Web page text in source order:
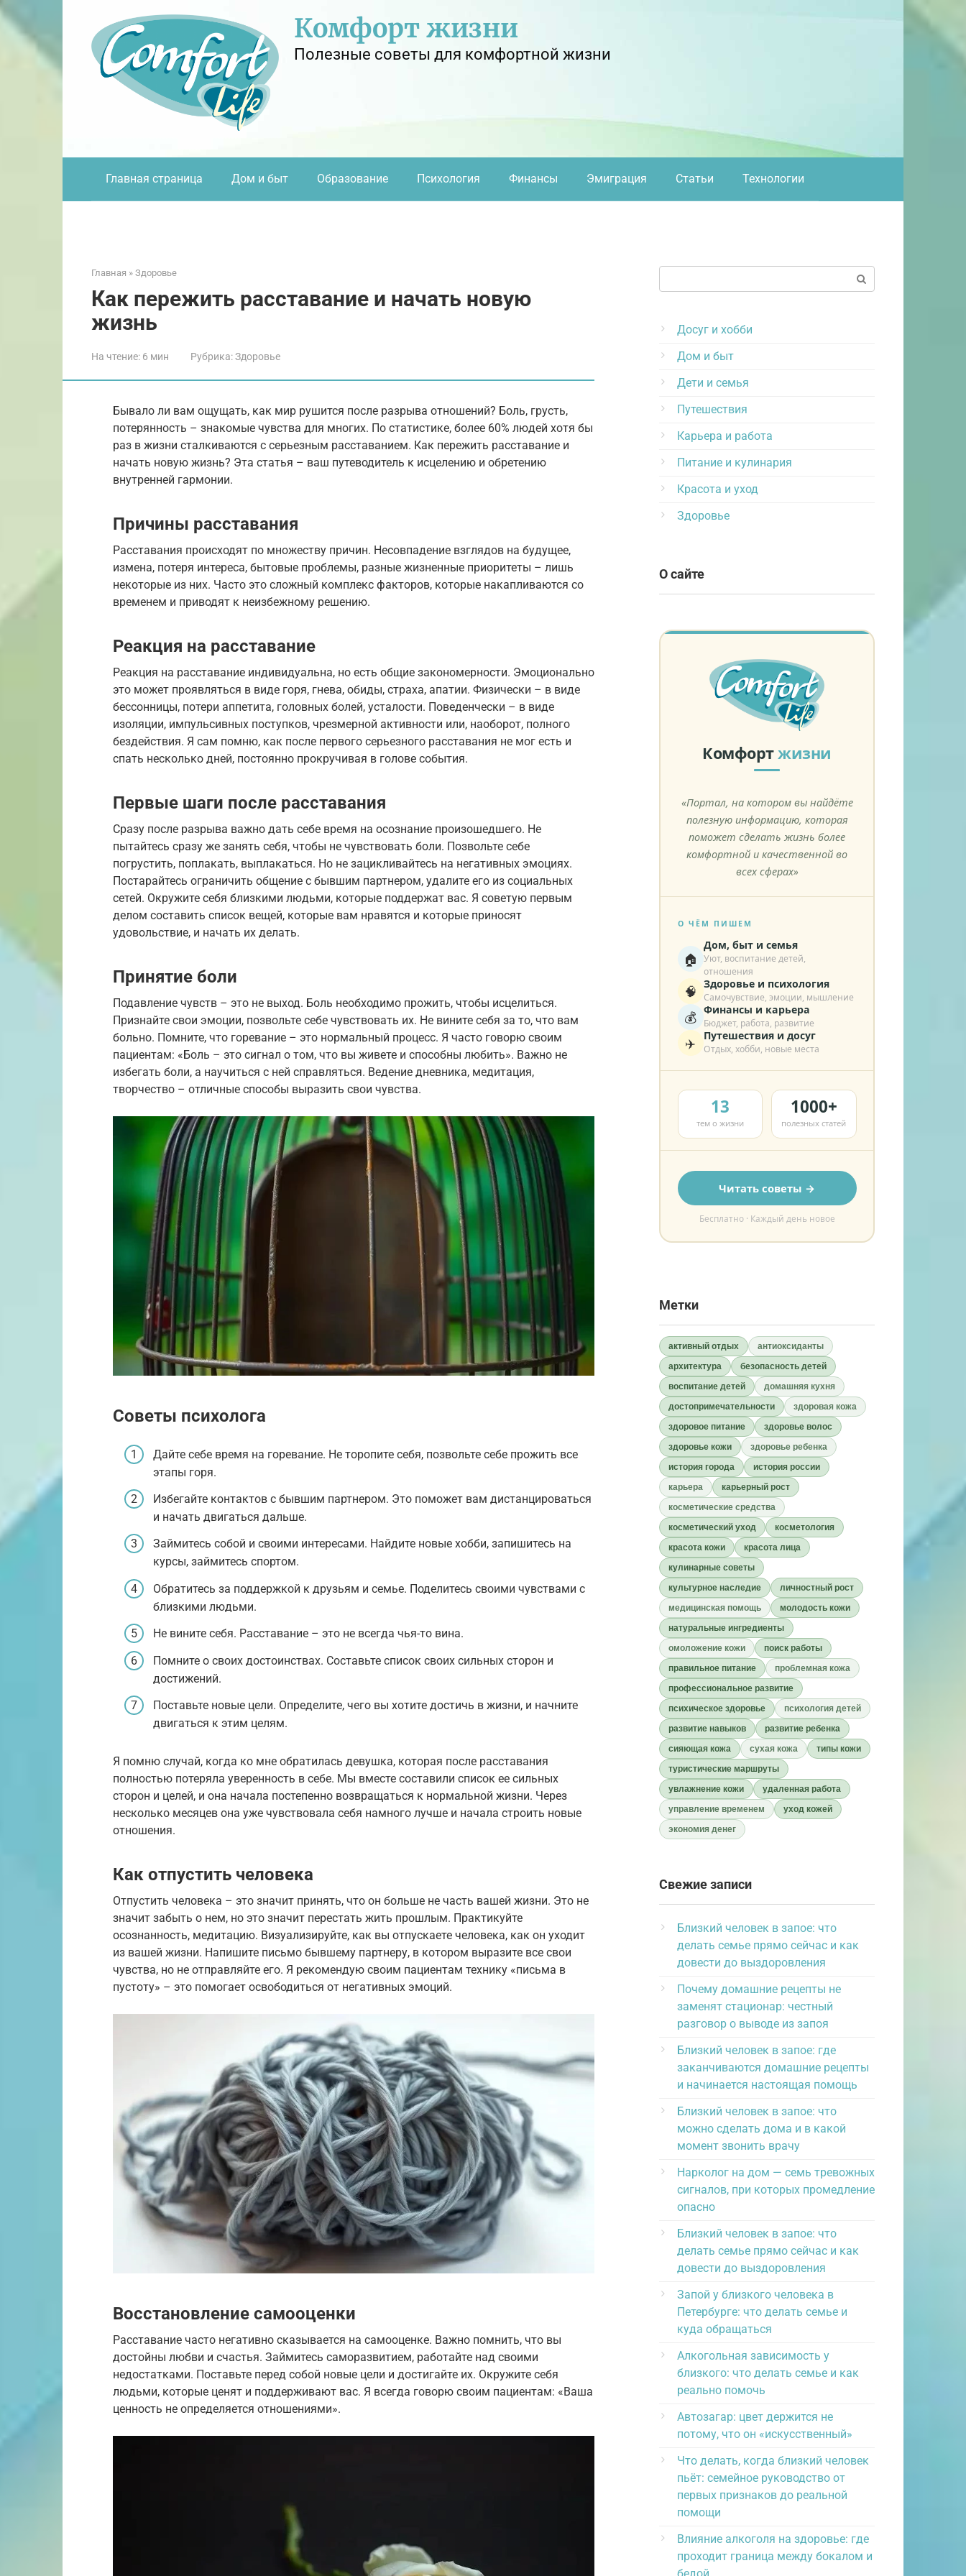
Перейти
контенту
Комфорт жизни
Полезные советы для комфортной жизни
Главная страница Дом и быт Образование Психология Финансы Эмиграция Статьи Технологии
Главная » Здоровье
Как пережить расставание и начать новую
жизнь
На чтение: 6 мин Рубрика:Здоровье
Бывало ли вам ощущать, как мир рушится после разрыва отношений? Боль, грусть,
потерянность – знакомые чувства для многих. По статистике, более 60% людей хотя бы
раз в жизни сталкиваются с серьезным расставанием. Как пережить расставание и
начать новую жизнь? Эта статья – ваш путеводитель к исцелению и обретению
внутренней гармонии.
Причины расставания
Расставания происходят по множеству причин. Несовпадение взглядов на будущее,
измена, потеря интереса, бытовые проблемы, разные жизненные приоритеты – лишь
некоторые из них. Часто это сложный комплекс факторов, которые накапливаются со
временем и приводят к неизбежному решению.
Реакция на расставание
Реакция на расставание индивидуальна, но есть общие закономерности. Эмоционально
это может проявляться в виде горя, гнева, обиды, страха, апатии. Физически – в виде
бессонницы, потери аппетита, головных болей, усталости. Поведенчески – в виде
изоляции, импульсивных поступков, чрезмерной активности или, наоборот, полного
бездействия. Я сам помню, как после первого серьезного расставания не мог есть и
спать несколько дней, постоянно прокручивая в голове события.
Первые шаги после расставания
Сразу после разрыва важно дать себе время на осознание произошедшего. Не
пытайтесь сразу же занять себя, чтобы не чувствовать боли. Позвольте себе
погрустить, поплакать, выплакаться. Но не зацикливайтесь на негативных эмоциях.
Постарайтесь ограничить общение с бывшим партнером, удалите его из социальных
сетей. Окружите себя близкими людьми, которые поддержат вас. Я советую первым
делом составить список вещей, которые вам нравятся и которые приносят
удовольствие, и начать их делать.
Принятие боли
Подавление чувств – это не выход. Боль необходимо прожить, чтобы исцелиться.
Признайте свои эмоции, позвольте себе чувствовать их. Не вините себя за то, что вам
больно. Помните, что горевание – это нормальный процесс. Я часто говорю своим
пациентам: «Боль – это сигнал о том, что вы живете и способны любить». Важно не
избегать боли, а научиться с ней справляться. Ведение дневника, медитация,
творчество – отличные способы выразить свои чувства.
Советы психолога
Дайте себе время на горевание. Не торопите себя, позвольте себе прожить все
этапы горя.
Избегайте контактов с бывшим партнером. Это поможет вам дистанцироваться
и начать двигаться дальше.
Займитесь собой и своими интересами. Найдите новые хобби, запишитесь на
курсы, займитесь спортом.
Обратитесь за поддержкой к друзьям и семье. Поделитесь своими чувствами с
близкими людьми.
Не вините себя. Расставание – это не всегда чья-то вина.
Помните о своих достоинствах. Составьте список своих сильных сторон и
достижений.
Поставьте новые цели. Определите, чего вы хотите достичь в жизни, и начните
двигаться к этим целям.
Я помню случай, когда ко мне обратилась девушка, которая после расставания
полностью потеряла уверенность в себе. Мы вместе составили список ее сильных
сторон и целей, и она начала постепенно возвращаться к нормальной жизни. Через
несколько месяцев она уже чувствовала себя намного лучше и начала строить новые
отношения.
Как отпустить человека
Отпустить человека – это значит принять, что он больше не часть вашей жизни. Это не
значит забыть о нем, но это значит перестать жить прошлым. Практикуйте
осознанность, медитацию. Визуализируйте, как вы отпускаете человека, как он уходит
из вашей жизни. Напишите письмо бывшему партнеру, в котором выразите все свои
чувства, но не отправляйте его. Я рекомендую своим пациентам технику «письма в
пустоту» – это помогает освободиться от негативных эмоций.
Восстановление самооценки
Расставание часто негативно сказывается на самооценке. Важно помнить, что вы
достойны любви и счастья. Займитесь саморазвитием, работайте над своими
недостатками. Поставьте перед собой новые цели и достигайте их. Окружите себя
людьми, которые ценят и поддерживают вас. Я всегда говорю своим пациентам: «Ваша
ценность не определяется отношениями».
Досуг и хобби
Дом и быт
Дети и семья
Путешествия
Карьера и работа
Питание и кулинария
Красота и уход
Здоровье
О сайте
Комфортжизни
«Портал, на котором вы найдёте
полезную информацию, которая
поможет сделать жизнь более
комфортной и качественной во
всех сферах»
О ЧЁМ ПИШЕМ
🏠
Дом, быт и семья
Уют, воспитание детей,
отношения
🧠 Здоровье и психология
Самочувствие, эмоции, мышление
💰 Финансы и карьера
Бюджет, работа, развитие
✈️ Путешествия и досуг
Отдых, хобби, новые места
13
тем о жизни
1000+
полезных статей
Читать советы →
Бесплатно · Каждый день новое
Метки
активный отдых
антиоксиданты
архитектура
безопасность детей
воспитание детей
домашняя кухня
достопримечательности
здоровая кожа
здоровое питание
здоровье волос
здоровье кожи
здоровье ребенка
история города
история россии
карьера
карьерный рост
косметические средства
косметический уход
косметология
красота кожи
красота лица
кулинарные советы
культурное наследие
личностный рост
медицинская помощь
молодость кожи
натуральные ингредиенты
омоложение кожи
поиск работы
правильное питание
проблемная кожа
профессиональное развитие
психическое здоровье
психология детей
развитие навыков
развитие ребенка
сияющая кожа
сухая кожа
типы кожи
туристические маршруты
увлажнение кожи
удаленная работа
управление временем
уход кожей
экономия денег
Свежие записи
Близкий человек в запое: что
делать семье прямо сейчас и как
довести до выздоровления
Почему домашние рецепты не
заменят стационар: честный
разговор о выводе из запоя
Близкий человек в запое: где
заканчиваются домашние рецепты
и начинается настоящая помощь
Близкий человек в запое: что
можно сделать дома и в какой
момент звонить врачу
Нарколог на дом — семь тревожных
сигналов, при которых промедление
опасно
Близкий человек в запое: что
делать семье прямо сейчас и как
довести до выздоровления
Запой у близкого человека в
Петербурге: что делать семье и
куда обращаться
Алкогольная зависимость у
близкого: что делать семье и как
реально помочь
Автозагар: цвет держится не
потому, что он «искусственный»
Что делать, когда близкий человек
пьёт: семейное руководство от
первых признаков до реальной
помощи
Влияние алкоголя на здоровье: где
проходит граница между бокалом и